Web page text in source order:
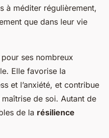
à méditer régulièrement,
que dans leur vie
ses nombreux
Elle favorise la
et l’anxiété, et contribue
de soi. Autant de
de la résilience